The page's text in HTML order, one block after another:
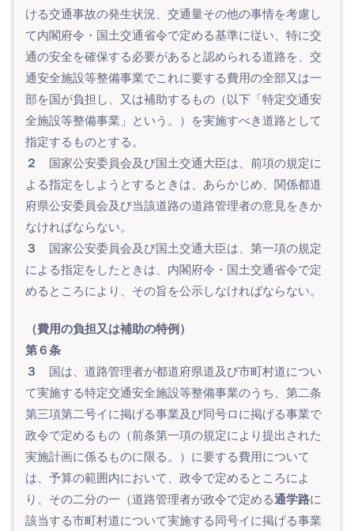
ける交通事故の発生状況、交通量その他の事情を考慮し
て内閣府令・国土交通省令で定める基準に従い、特に交
通の安全を確保する必要があると認められる道路を、交
通安全施設等整備事業でこれに要する費用の全部又は一
部を国が負担し、又は補助するもの（以下「特定交通安
全施設等整備事業」という。）を実施すべき道路として
指定するものとする。
２
国家公安委員会及び国土交通大臣は、前項の規定に
よる指定をしようとするときは、あらかじめ、関係都道
府県公安委員会及び当該道路の道路管理者の意見をきか
なければならない。
３
国家公安委員会及び国土交通大臣は、第一項の規定
による指定をしたときは、内閣府令・国土交通省令で定
めるところにより、その旨を公示しなければならない。
（費用の負担又は補助の特例）
第６条
３
国は、道路管理者が都道府県道及び市町村道につい
て実施する特定交通安全施設等整備事業のうち、第二条
第三項第二号イに掲げる事業及び同号ロに掲げる事業で
政令で定めるもの（前条第一項の規定により提出された
実施計画に係るものに限る。）に要する費用について
は、予算の範囲内において、政令で定めるところによ
り、その二分の一（道路管理者が政令で定める通学路に
該当する市町村道について実施する同号イに掲げる事業